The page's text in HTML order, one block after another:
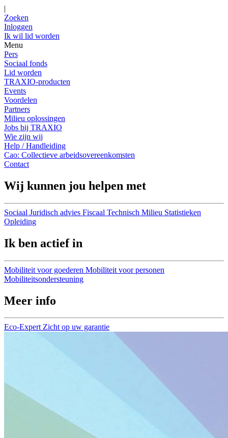
|
Zoeken
Inloggen
Ik wil lid worden
Menu
Pers
Sociaal fonds
Lid worden
TRAXIO-producten
Events
Voordelen
Partners
Milieu oplossingen
Jobs bij TRAXIO
Wie zijn wij
Help / Handleiding
Cao: Collectieve arbeidsovereenkomsten
Contact
Wij kunnen jou helpen met
Sociaal Juridisch advies Fiscaal Technisch Milieu Statistieken
Opleiding
Ik ben actief in
Mobiliteit voor goederen Mobiliteit voor personen
Mobiliteitsondersteuning
Meer info
Eco-Expert Zicht op uw garantie